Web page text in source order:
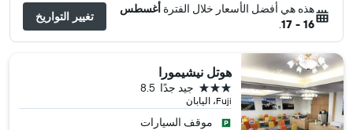
هذه هي أفضل الأسعار خلال الفترة أغسطس
16 - 17
تغيير التواريخ
هوتل نيشيمورا
Fuji، اليابان
8.5 جيد جدًا 3 نجوم
موقف السيارات